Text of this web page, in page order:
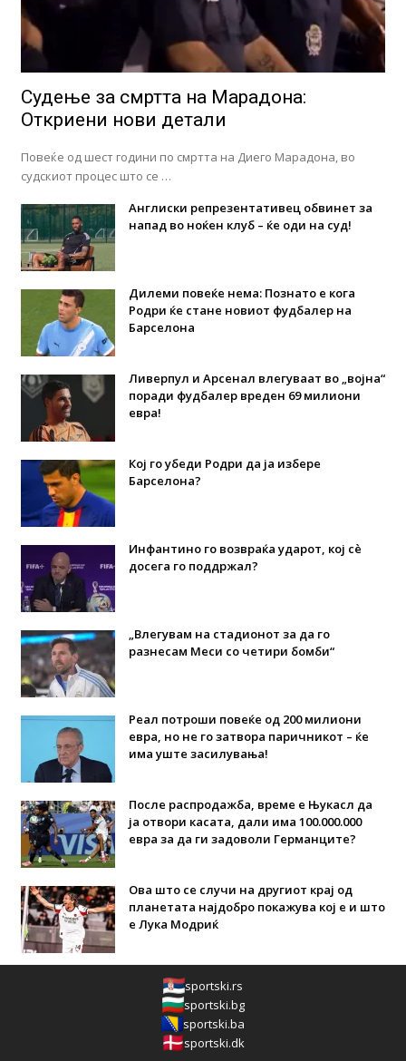
Судење за смртта на Марадона:
Откриени нови детали
Повеќе од шест години по смртта на Диего Марадона, во
судскиот процес што се …
Англиски репрезентативец обвинет за
напад во ноќен клуб – ќе оди на суд!
Дилеми повеќе нема: Познато е кога
Родри ќе стане новиот фудбалер на
Барселона
Ливерпул и Арсенал влегуваат во „војна“
поради фудбалер вреден 69 милиони
евра!
Кој го убеди Родри да ја избере
Барселона?
Инфантино го возвраќа ударот, кој сè
досега го поддржал?
„Влегувам на стадионот за да го
разнесам Меси со четири бомби“
Реал потроши повеќе од 200 милиони
евра, но не го затвора паричникот – ќе
има уште засилувања!
После распродажба, време е Њукасл да
ја отвори касата, дали има 100.000.000
евра за да ги задоволи Германците?
Ова што се случи на другиот крај од
планетата најдобро покажува кој е и што
е Лука Модриќ
sportski.rs
sportski.bg
sportski.ba
sportski.dk